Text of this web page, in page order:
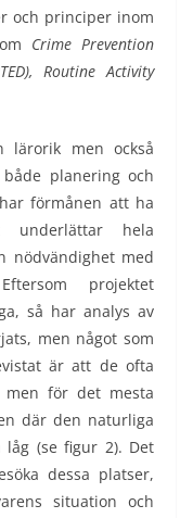
och principer inom
Crime Prevention
Routine Activity
lärorik men också
planering och
förmånen att ha
hela
nödvändighet med
projektet
så har analys av
men något som
är att de ofta
men för det mesta
där den naturliga
låg (se figur 2). Det
dessa platser,
situation och